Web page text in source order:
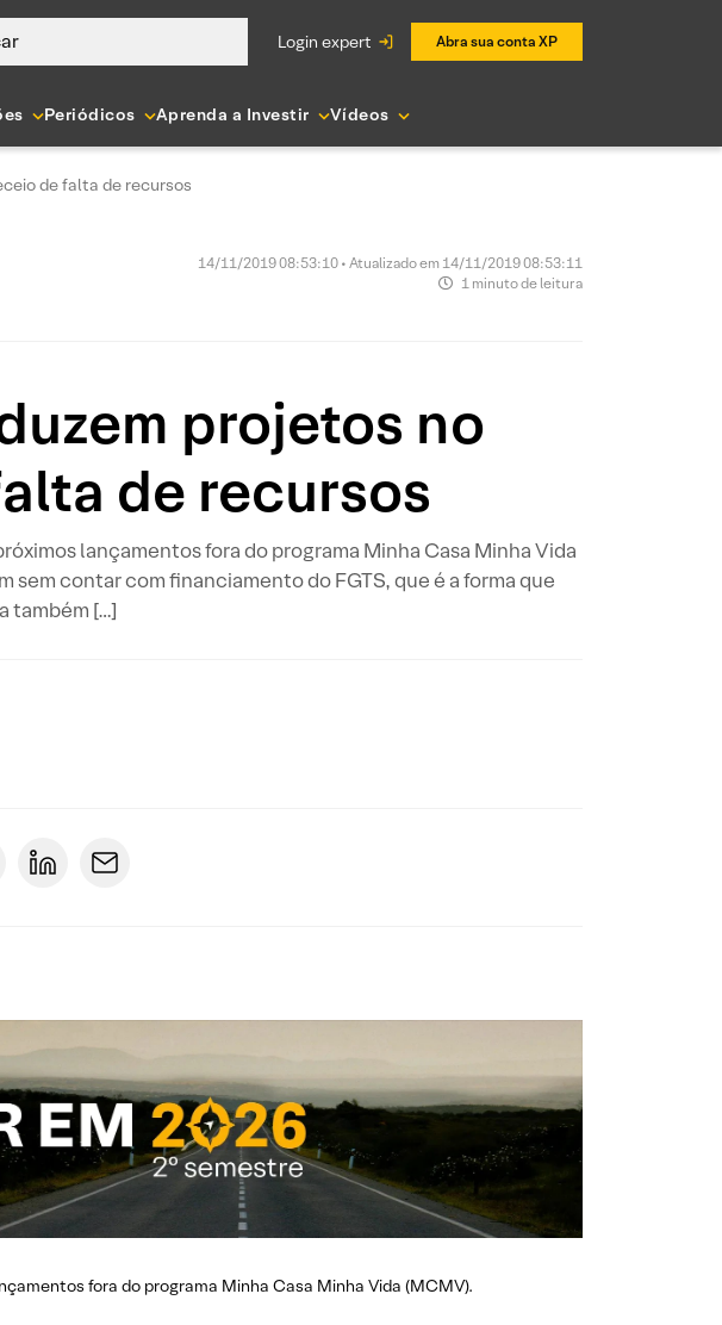
login expert Abra sua conta XP
Periódicos Aprenda a Investir Vídeos
de falta de recursos
14/11/2019 08:53:10 • Atualizado em 14/11/2019 08:53:11
1 minuto de leitura
projetos no
de recursos
lançamentos fora do programa Minha Casa Minha Vida
contar com financiamento do FGTS, que é a forma que
também […]
fora do programa Minha Casa Minha Vida (MCMV).